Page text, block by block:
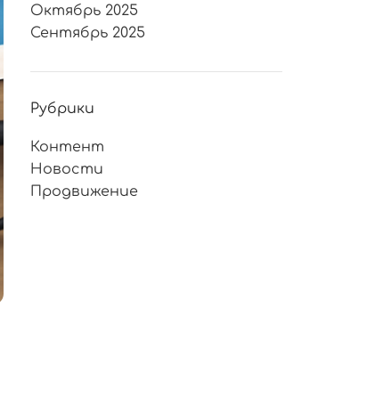
Октябрь 2025
Сентябрь 2025
Рубрики
Контент
Новости
Продвижение